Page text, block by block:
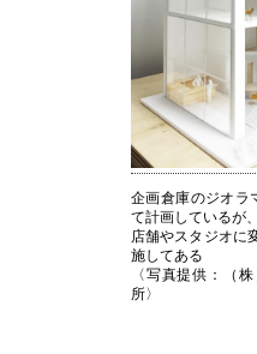
企画倉庫のジオラ
て計画しているが、
店舗やスタジオに
施してある
〈写真提供：（
所〉